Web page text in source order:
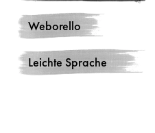
Weborello
Leichte Sprache